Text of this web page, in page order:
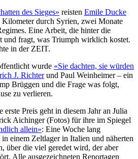
des Sieges» reisten Emile Ducke
durch Syrien, zwei Monate
Eine Arbeit, die hinter die
und fragt, was Triumph wirklich kostet.
in der ZEIT.
wurde «Sie dachten, sie würden
J. Richterund Paul Weinheimer – ein
Brüggen und die Frage was folgt,
zu verlieren.
Preis geht in diesem Jahr an Julia
Aichinger (Fotos) für ihre im Spiegel
allein»: Eine Woche lang
einem Zeltlager in Italien und näherten
über die viel geredet wird, der aber
Alle ausgezeichneten Reportagen